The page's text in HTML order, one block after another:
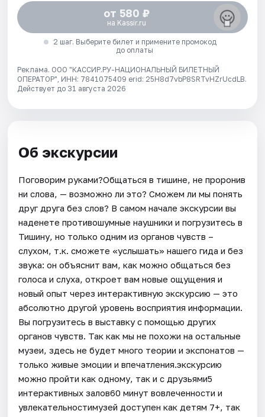
от 580 ₽
на Kassir.ru
2 шаг. Выберите билет и примените промокод
до оплаты
Реклама. ООО "КАССИР.РУ-НАЦИОНАЛЬНЫЙ БИЛЕТНЫЙ
ОПЕРАТОР", ИНН: 7841075409 erid: 25H8d7vbP8SRTvHZrUcdLB.
Действует до 31 августа 2026
Об экскурсии
Поговорим руками?Общаться в тишине, не проронив
ни слова, — возможно ли это? Сможем ли мы понять
друг друга без слов? В самом начале экскурсии вы
наденете противошумные наушники и погрузитесь в
Тишину, но только одним из органов чувств –
слухом, т.к. сможете «услышать» нашего гида и без
звука: он объяснит вам, как можно общаться без
голоса и слуха, откроет вам новые ощущения и
новый опыт через интерактивную экскурсию — это
абсолютно другой уровень восприятия информации.
Вы погрузитесь в выставку с помощью других
органов чувств. Так как мы не похожи на остальные
музеи, здесь не будет много теории и экспонатов —
только живые эмоции и впечатления.экскурсию
можно пройти как одному, так и с друзьями5
интерактивных залов60 минут вовлеченности и
увлекательностимузей доступен как детям 7+, так